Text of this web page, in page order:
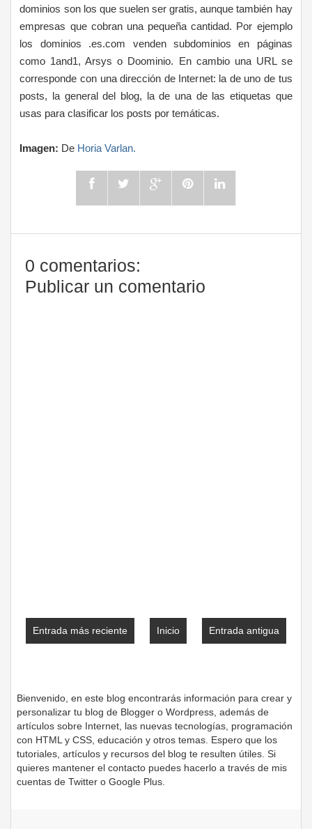
dominios son los que suelen ser gratis, aunque también hay
empresas que cobran una pequeña cantidad. Por ejemplo
los dominios .es.com venden subdominios en páginas
como 1and1, Arsys o Doominio. En cambio una URL se
corresponde con una dirección de Internet: la de uno de tus
posts, la general del blog, la de una de las etiquetas que
usas para clasificar los posts por temáticas.
Imagen: De Horia Varlan.
0 comentarios:
Publicar un comentario
Entrada más reciente Entrada antigua
Inicio
Bienvenido, en este blog encontrarás información para crear y
personalizar tu blog de Blogger o Wordpress, además de
artículos sobre Internet, las nuevas tecnologías, programación
con HTML y CSS, educación y otros temas. Espero que los
tutoriales, artículos y recursos del blog te resulten útiles. Si
quieres mantener el contacto puedes hacerlo a través de mis
cuentas de Twitter o Google Plus.